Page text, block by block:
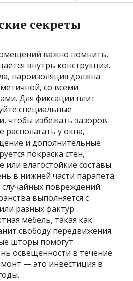
секреты
важно помнить,
внутрь конструкции.
пароизоляция должна
со всеми
Для фиксации плит
специальные
чтобы избежать зазоров.
располагать у окна,
и дополнительные
покраска стен,
влагостойкие составы.
в нижней части парапета
повреждений.
выполняется с
разных фактур
мебель, такая как
свободу передвижения.
шторы помогут
освещенности в течение
— это инвестиция в